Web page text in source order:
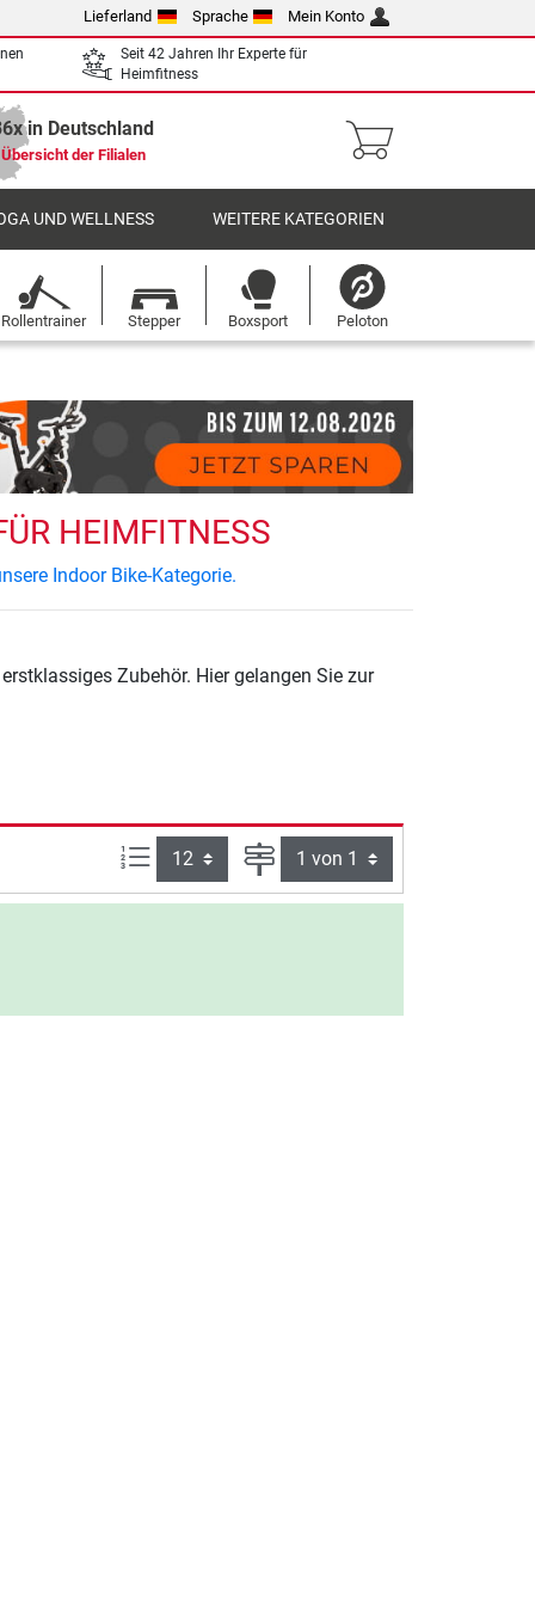
Lieferland Sprache Mein Konto
Seit 42 Jahren Ihr Experte für
Heimfitness
in Deutschland
Übersicht der Filialen
UND WELLNESS WEITERE KATEGORIEN
Rollentrainer Stepper Boxsport Peloton
HEIMFITNESS
Indoor Bike-Kategorie.
Zubehör. Hier gelangen Sie zur
Artikel pro Seite: Seite